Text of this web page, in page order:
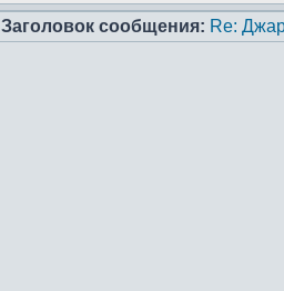
Заголовок сообщения: Re: